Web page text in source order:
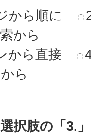
から順に
から
から直接
ら
択肢の「3.